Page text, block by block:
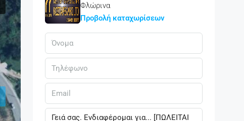
Φλώρινα
Προβολή καταχωρίσεων